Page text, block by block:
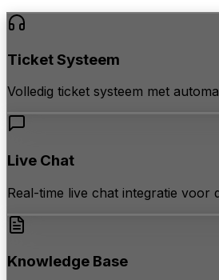
Ticket Systeem
Volledig ticket systeem met
Live Chat
Real-time live chat integratie voor
Knowledge Base